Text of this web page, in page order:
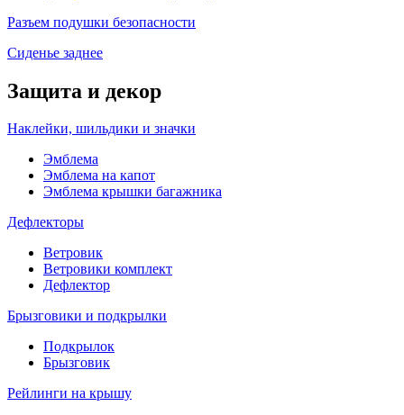
Разъем подушки безопасности
Сиденье заднее
Защита и декор
Наклейки, шильдики и значки
Эмблема
Эмблема на капот
Эмблема крышки багажника
Дефлекторы
Ветровик
Ветровики комплект
Дефлектор
Брызговики и подкрылки
Подкрылок
Брызговик
Рейлинги на крышу